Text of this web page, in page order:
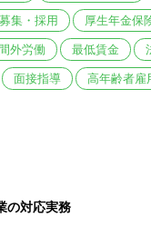
募集・採用 厚生年金保
外労働 最低賃金
面接指導 高年齢者雇
の対応実務